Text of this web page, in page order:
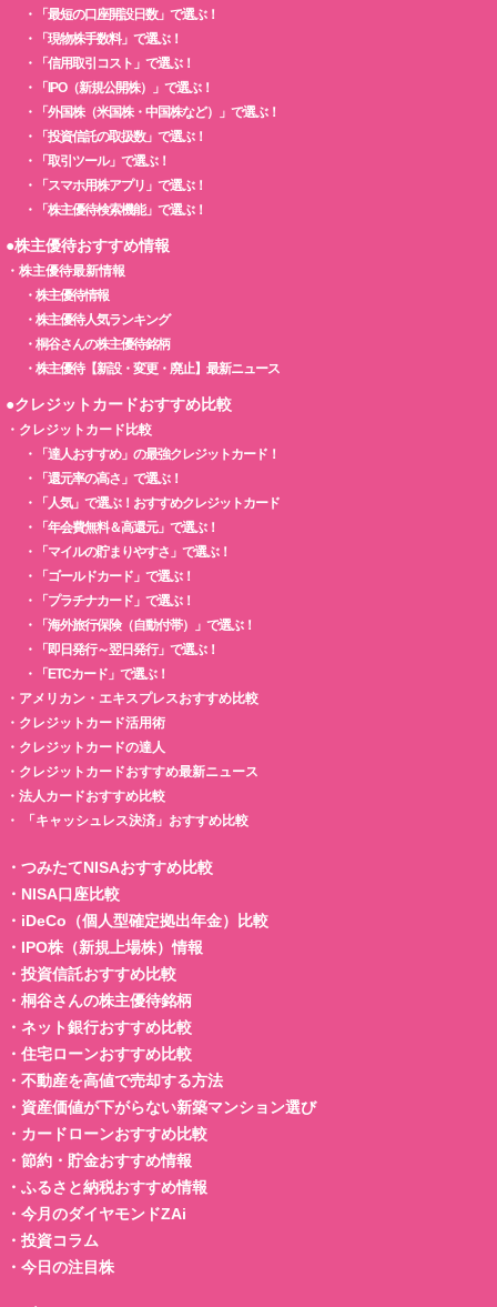
・
「最短の口座開設日数」で選ぶ！
・
「現物株手数料」で選ぶ！
・
「信用取引コスト」で選ぶ！
・
「IPO（新規公開株）」で選ぶ！
・
「外国株（米国株・中国株など）」で選ぶ！
・
「投資信託の取扱数」で選ぶ！
・
「取引ツール」で選ぶ！
・
「スマホ用株アプリ」で選ぶ！
・
「株主優待検索機能」で選ぶ！
●株主優待おすすめ情報
・ 株主優待最新情報
・ 株主優待情報
・ 株主優待人気ランキング
・ 桐谷さんの株主優待銘柄
・ 株主優待【新設・変更・廃止】最新ニュース
●クレジットカードおすすめ比較
・ クレジットカード比較
・
「達人おすすめ」の最強クレジットカード！
・
「還元率の高さ」で選ぶ！
・
「人気」で選ぶ！おすすめクレジットカード
・
「年会費無料＆高還元」で選ぶ！
・
「マイルの貯まりやすさ」で選ぶ！
・
「ゴールドカード」で選ぶ！
・
「プラチナカード」で選ぶ！
・
「海外旅行保険（自動付帯）」で選ぶ！
・
「即日発行～翌日発行」で選ぶ！
・
「ETCカード」で選ぶ！
・ アメリカン・エキスプレスおすすめ比較
・ クレジットカード活用術
・ クレジットカードの達人
・ クレジットカードおすすめ最新ニュース
・ 法人カードおすすめ比較
・
「キャッシュレス決済」おすすめ比較
・ つみたてNISAおすすめ比較
・ NISA口座比較
・ iDeCo（個人型確定拠出年金）比較
・ IPO株（新規上場株）情報
・ 投資信託おすすめ比較
・ 桐谷さんの株主優待銘柄
・ ネット銀行おすすめ比較
・ 住宅ローンおすすめ比較
・ 不動産を高値で売却する方法
・ 資産価値が下がらない新築マンション選び
・ カードローンおすすめ比較
・ 節約・貯金おすすめ情報
・ ふるさと納税おすすめ情報
・ 今月のダイヤモンドZAi
・ 投資コラム
・ 今日の注目株